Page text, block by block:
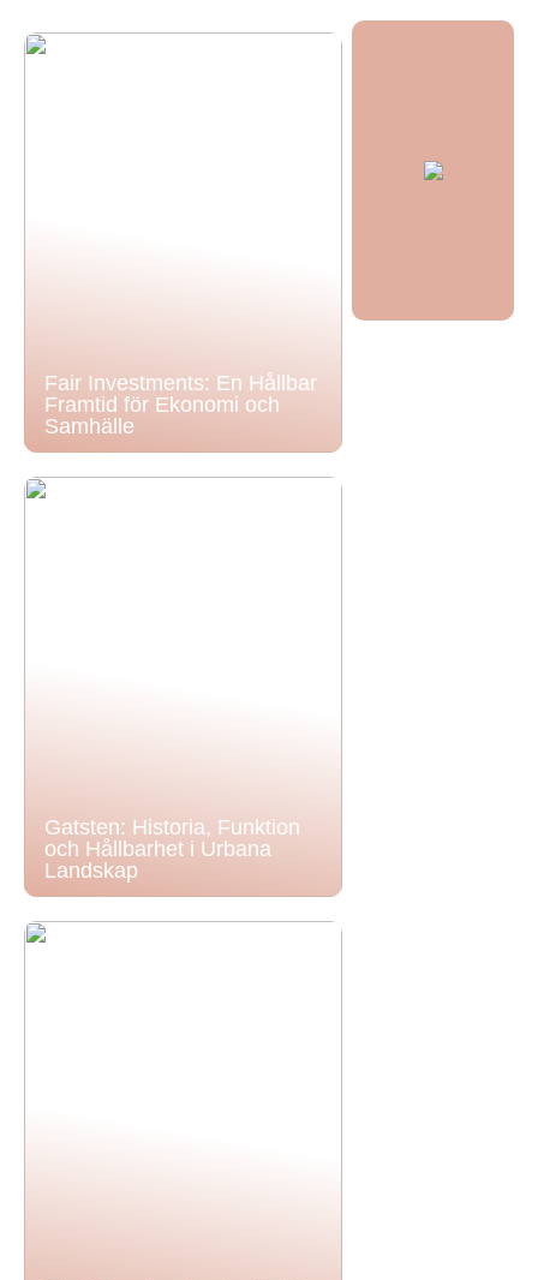
Fair Investments: En Hållbar
Framtid för Ekonomi och
Samhälle
Gatsten: Historia, Funktion
och Hållbarhet i Urbana
Landskap